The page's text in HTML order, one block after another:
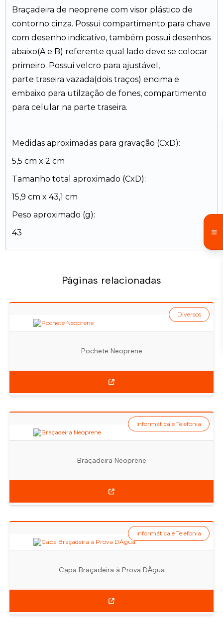
Braçadeira de neoprene com visor plástico de
contorno cinza. Possui compartimento para chave
com desenho indicativo, também possui desenhos
abaixo(A e B) referente qual lado deve se colocar
primeiro. Possui velcro para ajustável,
parte traseira vazada(dois traços) encima e
embaixo para utilzação de fones, compartimento
para celular na parte traseira.
Medidas aproximadas para gravação (CxD):
5,5 cm x 2 cm
Tamanho total aproximado (CxD):
15,9 cm x 43,1 cm
Peso aproximado (g):
43
Páginas relacionadas
Pochete Neoprene
Diversos
Braçadeira Neoprene
Informática e Telefonia
Capa Braçadeira à Prova DÁgua
Informática e Telefonia